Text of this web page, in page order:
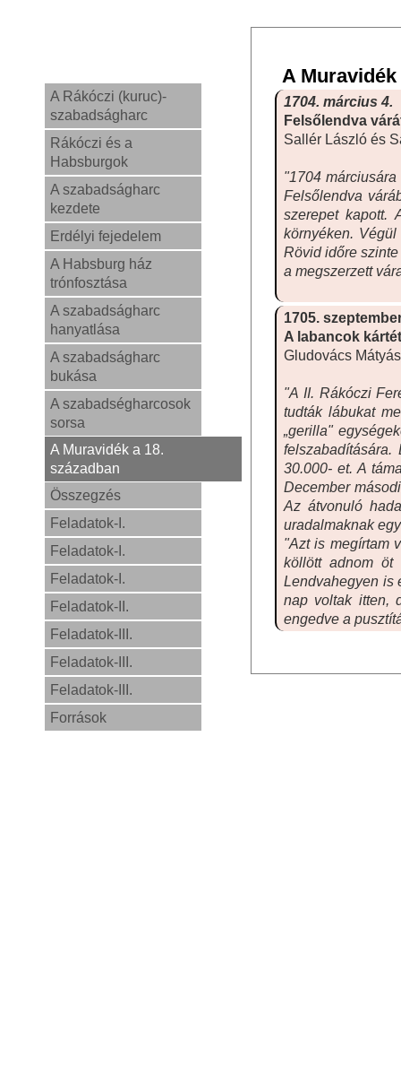
A Rákóczi (kuruc)-
szabadságharc
Rákóczi és a
Habsburgok
A szabadságharc
kezdete
Erdélyi fejedelem
A Habsburg ház
trónfosztása
A szabadságharc
hanyatlása
A szabadságharc
bukása
A szabadségharcosok
sorsa
A Muravidék a 18.
században
Összegzés
Feladatok-I.
Feladatok-I.
Feladatok-I.
Feladatok-II.
Feladatok-III.
Feladatok-III.
Feladatok-III.
Források
A Muravidék
1704. március 4.
Felsőlendva
Sallér László és
"1704
Felsőlendva
szerepet kapott.
környéken.
Rövid időre
a megszerzett
1705.
A labancok
Gludovács
"A II. Rákóczi
tudták lábukat
„gerilla"
30.000- et. A
December
Az átvonuló
uradalmaknak
"Azt is megírtam
köllött adnom öt
Lendvahegyen is
nap voltak itten,
engedve a